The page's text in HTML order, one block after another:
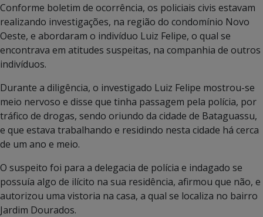
Conforme boletim de ocorrência, os policiais civis estavam
realizando investigações, na região do condomínio Novo
Oeste, e abordaram o indivíduo Luiz Felipe, o qual se
encontrava em atitudes suspeitas, na companhia de outros
indivíduos.
Durante a diligência, o investigado Luiz Felipe mostrou-se
meio nervoso e disse que tinha passagem pela polícia, por
tráfico de drogas, sendo oriundo da cidade de Bataguassu,
e que estava trabalhando e residindo nesta cidade há cerca
de um ano e meio.
O suspeito foi para a delegacia de polícia e indagado se
possuía algo de ilícito na sua residência, afirmou que não, e
autorizou uma vistoria na casa, a qual se localiza no bairro
Jardim Dourados.